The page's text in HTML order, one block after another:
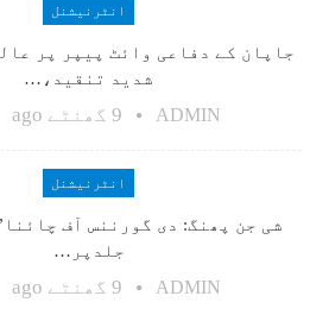
انٹرنیشنل
جاپان کے دفاعی وائٹ پیپر پر
شدید تنقید،…
ADMIN 9 گھنٹے ago
انٹرنیشنل
شی جن پھنگ: دی گورننس آف
جلدپر…
ADMIN 9 گھنٹے ago